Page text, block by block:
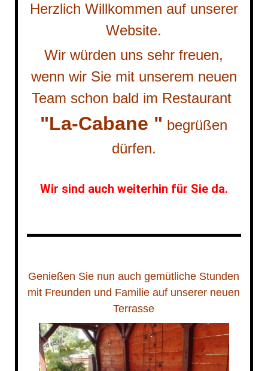
Herzlich Willkommen auf unserer
Website.
Wir würden uns sehr freuen,
wenn wir Sie mit unserem neuen
Team schon bald im Restaurant
"La-Cabane " begrüßen
dürfen.
Wir sind auch weiterhin für Sie da.
Genießen Sie nun auch gemütliche Stunden
mit Freunden und Familie auf unserer neuen
Terrasse